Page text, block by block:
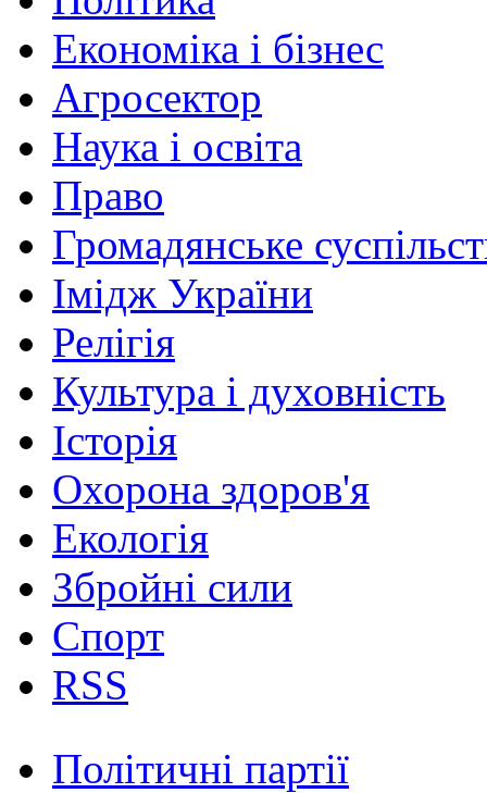
Економіка і бізнес
Агросектор
Наука і освіта
Право
Громадянське
Імідж України
Релігія
Культура і духовність
Історія
Охорона здоров'я
Екологія
Збройні сили
Спорт
RSS
Політичні партії